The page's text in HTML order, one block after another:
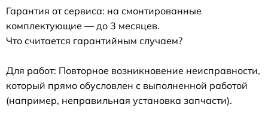
Гарантия от сервиса: на смонтированные
комплектующие — до 3 месяцев.
Что считается гарантийным случаем?
Для работ: Повторное возникновение неисправности,
который прямо обусловлен с выполненной работой
(например, неправильная установка запчасти).